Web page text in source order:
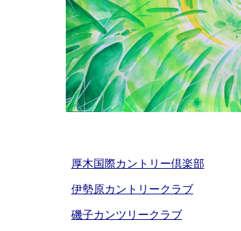
厚木国際カントリー倶楽部
伊勢原カントリークラブ
磯子カンツリークラブ